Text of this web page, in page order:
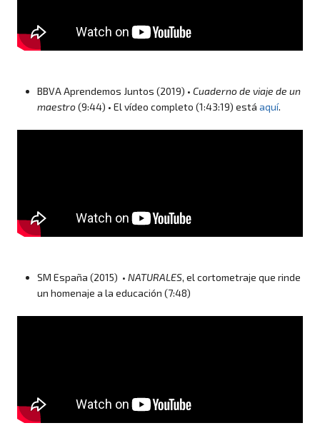
BBVA Aprendemos Juntos (2019) • Cuaderno de viaje de un
maestro(9:44) • El vídeo completo (1:43:19) está aquí.
SM España (2015) • NATURALES, el cortometraje que rinde
un homenaje a la educación (7:48)